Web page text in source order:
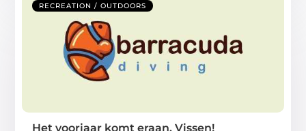
RECREATION / OUTDOORS
Het voorjaar komt eraan. Vissen!